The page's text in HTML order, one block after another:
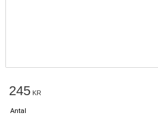
245 KR
Antal